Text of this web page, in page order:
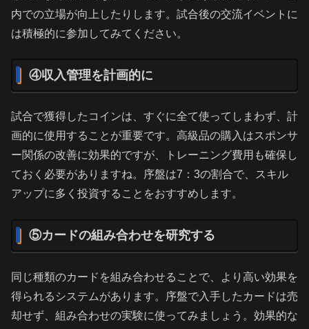
内での立場が向上したりします。試合後の交流イベントに
は積極的に参加してみてください。
④収入管理を計画的に
試合で獲得したコインは、すぐに全て使ってしまわず、計
画的に使用することが重要です。高級品の購入はスポンサ
ー関係の改善に効果的ですが、トレーニング費用も確保し
ておく必要がありますね。序盤は7：3の割合で、スキル
アップに多く投資することをおすすめします。
⑤カードの組み合わせを研究する
同じ種類のカードを組み合わせることで、より高い効果を
得られるシステムがあります。序盤で入手したカードは売
却せず、組み合わせの実験に使ってみましょう。効果的な